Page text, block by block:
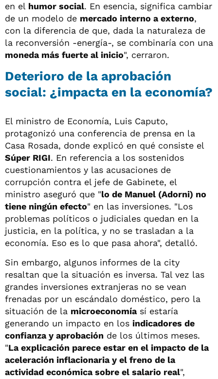
en el humor social. En esencia, significa cambiar
de un modelo de mercado interno a externo,
con la diferencia de que, dada la naturaleza de
la reconversión -energía-, se combinaría con una
moneda más fuerte al inicio", cerraron.
Deterioro de la aprobación
social: ¿impacta en la economía?
El ministro de Economía, Luis Caputo,
protagonizó una conferencia de prensa en la
Casa Rosada, donde explicó en qué consiste el
Súper RIGI. En referencia a los sostenidos
cuestionamientos y las acusaciones de
corrupción contra el jefe de Gabinete, el
ministro aseguró que "lo de Manuel (Adorni) no
tiene ningún efecto" en las inversiones. "Los
problemas políticos o judiciales quedan en la
justicia, en la política, y no se trasladan a la
economía. Eso es lo que pasa ahora", detalló.
Sin embargo, algunos informes de la city
resaltan que la situación es inversa. Tal vez las
grandes inversiones extranjeras no se vean
frenadas por un escándalo doméstico, pero la
situación de la microeconomíasí estaría
generando un impacto en los indicadores de
confianza y aprobación de los últimos meses.
"La explicación parece estar en el impacto de la
aceleración inflacionaria y el freno de la
actividad económica sobre el salario real",